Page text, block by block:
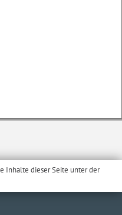
Inhalte dieser Seite unter der